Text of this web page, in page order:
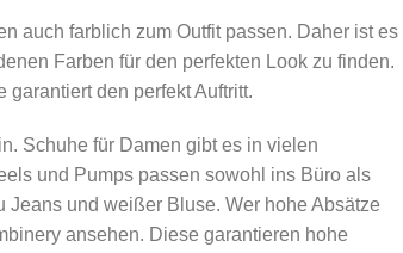
auch farblich zum Outfit passen. Daher ist es
Farben für den perfekten Look zu finden.
garantiert den perfekt Auftritt.
Schuhe für Damen gibt es in vielen
und Pumps passen sowohl ins Büro als
und weißer Bluse. Wer hohe Absätze
ansehen. Diese garantieren hohe